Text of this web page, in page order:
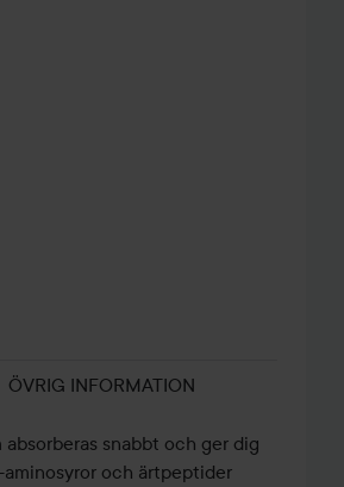
ÖVRIG INFORMATION
snabbt och ger dig
och ärtpeptider